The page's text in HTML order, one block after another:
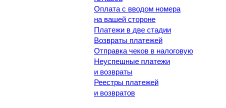
Оплата с вводом номера
на вашей стороне
Платежи в две стадии
Возвраты платежей
Отправка чеков в налоговую
Неуспешные платежи
и возвраты
Реестры платежей
и возвратов